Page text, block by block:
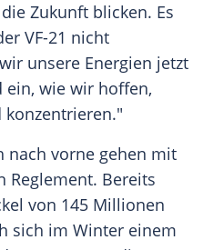
Zukunft blicken. Es
VF-21 nicht
unsere Energien jetzt
ein, wie wir hoffen,
konzentrieren."
nach vorne gehen mit
Reglement. Bereits
von 145 Millionen
sich im Winter einem